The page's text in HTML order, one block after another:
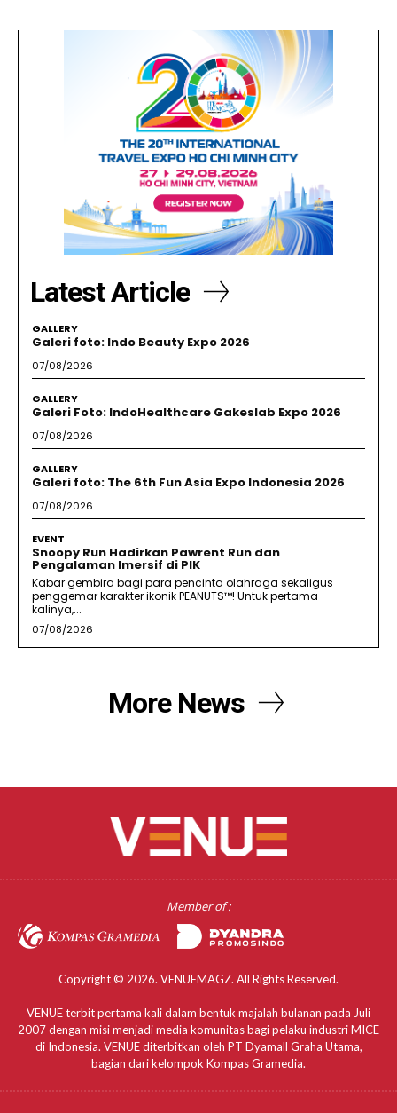
Latest Article
GALLERY
Galeri foto: Indo Beauty Expo 2026
07/08/2026
GALLERY
Galeri Foto: IndoHealthcare Gakeslab Expo 2026
07/08/2026
GALLERY
Galeri foto: The 6th Fun Asia Expo Indonesia 2026
07/08/2026
EVENT
Snoopy Run Hadirkan Pawrent Run dan
Pengalaman Imersif di PIK
Kabar gembira bagi para pencinta olahraga sekaligus
penggemar karakter ikonik PEANUTS™! Untuk pertama
kalinya,...
07/08/2026
More News
Member of :
Copyright © 2026. VENUEMAGZ. All Rights Reserved.
VENUE terbit pertama kali dalam bentuk majalah bulanan pada Juli
2007 dengan misi menjadi media komunitas bagi pelaku industri MICE
di Indonesia. VENUE diterbitkan oleh PT Dyamall Graha Utama,
bagian dari kelompok Kompas Gramedia.